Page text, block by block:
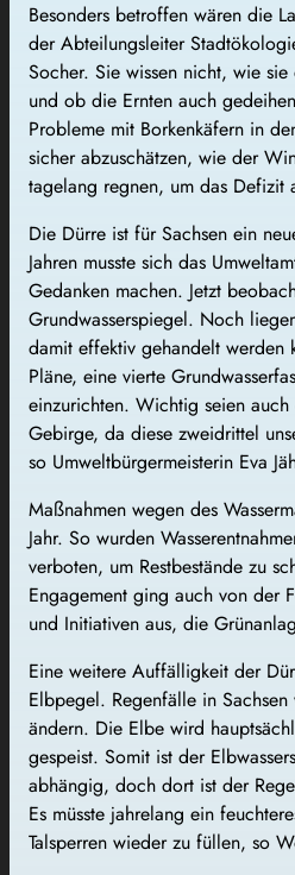
Besonders betroffen wären die
der Abteilungsleiter
Socher. Sie wissen nicht, wie
und ob die Ernten auch
Probleme mit Borkenkäfern in
sicher abzuschätzen, wie der
tagelang regnen, um das Defizit
Die Dürre ist für Sachsen ein
Jahren musste sich das
Gedanken machen. Jetzt
Grundwasserspiegel. Noch
damit effektiv gehandelt werden
Pläne, eine vierte
einzurichten. Wichtig seien auch
Gebirge, da diese zweidrittel
so Umweltbürgermeisterin Eva
Maßnahmen wegen des
Jahr. So wurden
verboten, um Restbestände zu
Engagement ging auch von der
und Initiativen aus, die
Eine weitere Auffälligkeit der
Elbpegel. Regenfälle in
ändern. Die Elbe wird
gespeist. Somit ist der
abhängig, doch dort ist der
Es müsste jahrelang ein
Talsperren wieder zu füllen, so